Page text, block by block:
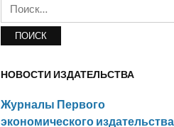
НОВОСТИ ИЗДАТЕЛЬСТВА
Журналы Первого
экономического издательства